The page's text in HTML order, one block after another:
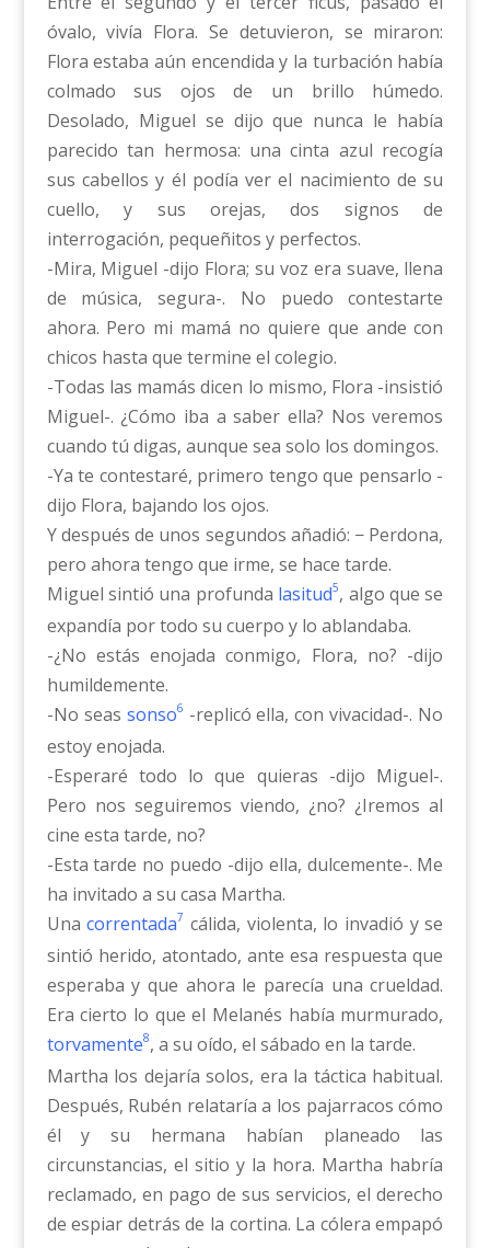
óvalo, vivía Flora. Se detuvieron, se miraron:
Flora estaba aún encendida y la turbación había
colmado sus ojos de un brillo húmedo.
Desolado, Miguel se dijo que nunca le había
parecido tan hermosa: una cinta azul recogía
sus cabellos y él podía ver el nacimiento de su
cuello, y sus orejas, dos signos de
interrogación, pequeñitos y perfectos.
-Mira, Miguel -dijo Flora; su voz era suave, llena
de música, segura-. No puedo contestarte
ahora. Pero mi mamá no quiere que ande con
chicos hasta que termine el colegio.
-Todas las mamás dicen lo mismo, Flora -insistió
Miguel-. ¿Cómo iba a saber ella? Nos veremos
cuando tú digas, aunque sea solo los domingos.
-Ya te contestaré, primero tengo que pensarlo -
dijo Flora, bajando los ojos.
Y después de unos segundos añadió: − Perdona,
pero ahora tengo que irme, se hace tarde.
Miguel sintió una profunda lasitud5, algo que se
expandía por todo su cuerpo y lo ablandaba.
-¿No estás enojada conmigo, Flora, no? -dijo
humildemente.
-No seas sonso6 -replicó ella, con vivacidad-. No
estoy enojada.
-Esperaré todo lo que quieras -dijo Miguel-.
Pero nos seguiremos viendo, ¿no? ¿Iremos al
cine esta tarde, no?
-Esta tarde no puedo -dijo ella, dulcemente-. Me
ha invitado a su casa Martha.
Unacorrentada7 cálida, violenta, lo invadió y se
sintió herido, atontado, ante esa respuesta que
esperaba y que ahora le parecía una crueldad.
Era cierto lo que el Melanés había murmurado,
torvamente8, a su oído, el sábado en la tarde.
Martha los dejaría solos, era la táctica habitual.
Después, Rubén relataría a los pajarracos cómo
él y su hermana habían planeado las
circunstancias, el sitio y la hora. Martha habría
reclamado, en pago de sus servicios, el derecho
de espiar detrás de la cortina. La cólera empapó